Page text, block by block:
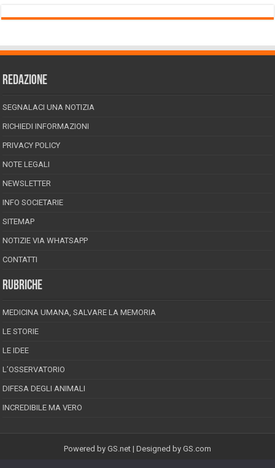
REDAZIONE
SEGNALACI UNA NOTIZIA
RICHIEDI INFORMAZIONI
PRIVACY POLICY
NOTE LEGALI
NEWSLETTER
INFO SOCIETARIE
SITEMAP
NOTIZIE VIA WHATSAPP
CONTATTI
RUBRICHE
MEDICINA UMANA, SALVARE LA MEMORIA
LE STORIE
LE IDEE
L’OSSERVATORIO
DIFESA DEGLI ANIMALI
INCREDIBILE MA VERO
Powered by GS.net | Designed by GS.com